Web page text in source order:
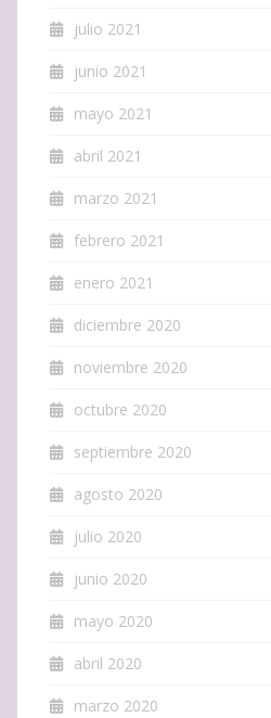
julio 2021
junio 2021
mayo 2021
abril 2021
marzo 2021
febrero 2021
enero 2021
diciembre 2020
noviembre 2020
octubre 2020
septiembre 2020
agosto 2020
julio 2020
junio 2020
mayo 2020
abril 2020
marzo 2020